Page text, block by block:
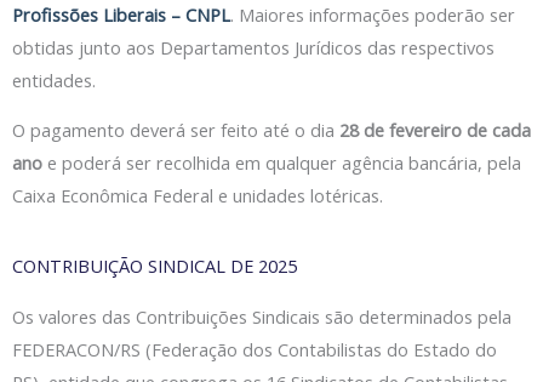
Profissões Liberais – CNPL. Maiores informações poderão ser
obtidas junto aos Departamentos Jurídicos das respectivos
entidades.
O pagamento deverá ser feito até o dia 28 de fevereiro de cada
ano e poderá ser recolhida em qualquer agência bancária, pela
Caixa Econômica Federal e unidades lotéricas.
CONTRIBUIÇÃO SINDICAL DE 2025
Os valores das Contribuições Sindicais são determinados pela
FEDERACON/RS (Federação dos Contabilistas do Estado do